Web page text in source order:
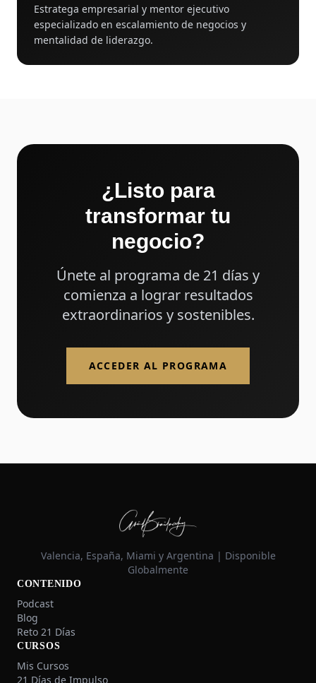
Estratega empresarial y mentor ejecutivo
especializado en escalamiento de negocios y
mentalidad de liderazgo.
¿Listo para
transformar tu
negocio?
Únete al programa de 21 días y
comienza a lograr resultados
extraordinarios y sostenibles.
ACCEDER AL PROGRAMA
Valencia, España, Miami y Argentina | Disponible
Globalmente
CONTENIDO
Podcast
Blog
Reto 21 Días
CURSOS
Mis Cursos
21 Días de Impulso